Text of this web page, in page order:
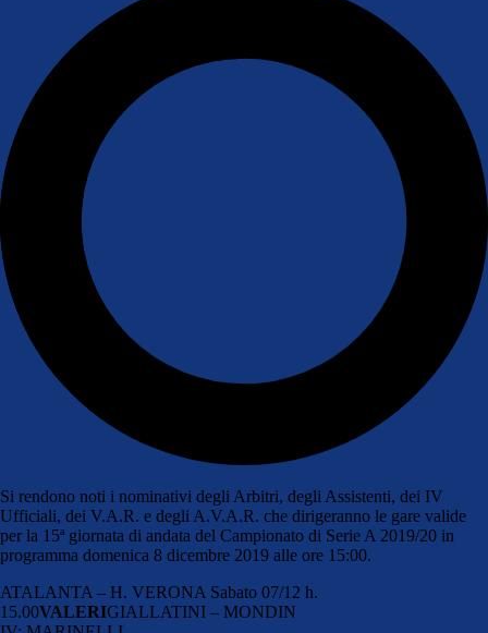
Si rendono noti i nominativi degli Arbitri, degli Assistenti, dei IV
Ufficiali, dei V.A.R. e degli A.V.A.R. che dirigeranno le gare valide
per la 15ª giornata di andata del Campionato di Serie A 2019/20 in
programma domenica 8 dicembre 2019 alle ore 15:00.
ATALANTA – H. VERONA Sabato 07/12 h.
15.00VALERIGIALLATINI – MONDIN